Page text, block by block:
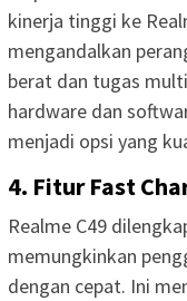
kinerja tinggi ke
mengandalkan
berat dan tugas
hardware dan
menjadi opsi yang
4. Fitur Fast
Realme C49
memungkinkan
dengan cepat. Ini